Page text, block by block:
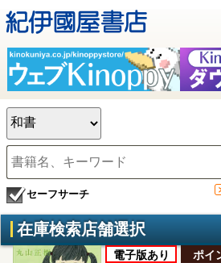
セーフサーチ
在庫検索店舗選択
電子版あり ポイ